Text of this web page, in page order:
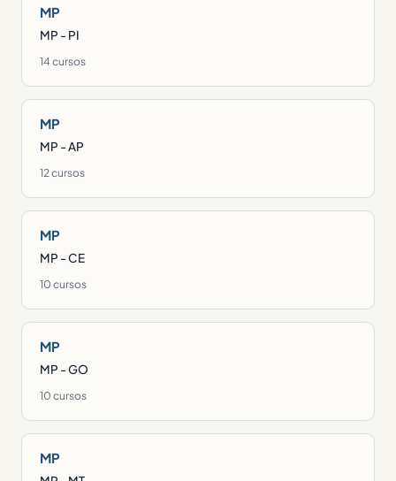
MP
MP - PI
14 cursos
MP
MP - AP
12 cursos
MP
MP - CE
10 cursos
MP
MP - GO
10 cursos
MP